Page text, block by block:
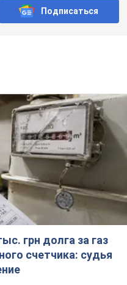
Подписаться
грн долга за газ
счетчика: судья